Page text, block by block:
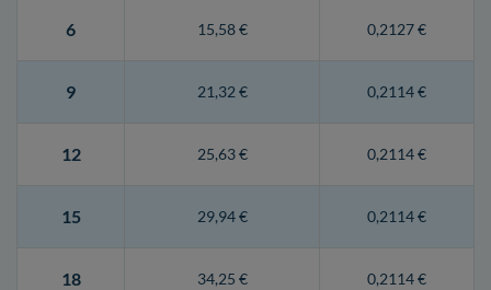
6 15,58 € 0,2127 €
9 21,32 € 0,2114 €
12 25,63 € 0,2114 €
15 29,94 € 0,2114 €
18 34,25 € 0,2114 €